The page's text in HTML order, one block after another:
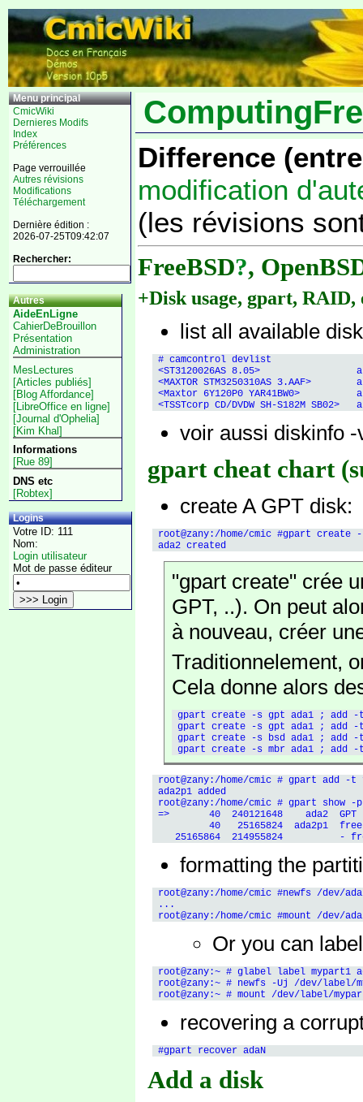
Menu principal
CmicWiki
Dernieres Modifs
Index
Préférences
Page verrouillée
Autres révisions
Modifications
Téléchargement
Dernière édition :
2026-07-25T09:42:07
Rechercher:
Autres
AideEnLigne
CahierDeBrouillon
Présentation
Administration
MesLectures
[Articles publiés]
[Blog Affordance]
[LibreOffice en ligne]
[Journal d'Ophelia]
[Kim Khal]
Informations
[Rue 89]
DNS etc
[Robtex]
Logins
Votre ID: 111
Nom:
Login utilisateur
Mot de passe éditeur
Difference
modification
(les révisions
FreeBSD?,
+Disk usage, gpart, RAID,
list all available
# camcontrol devlist
<ST3120026AS 8.05>
<MAXTOR STM3250310AS 3.AAF>
<Maxtor 6Y120P0 YAR41BW0>
voir aussi diskinfo -
gpart cheat chart
create A GPT disk:
root@zany:/home/cmic #gpart create -
"gpart create" crée
GPT, ..). On peut
à nouveau, créer
Traditionnelement,
Cela donne alors
gpart create -s gpt ada1 ; add
gpart create -s gpt ada1 ; add
gpart create -s bsd ada1 ; add
root@zany:/home/cmic # gpart add -t
ada2p1 added
root@zany:/home/cmic # gpart show -
=>       40  240121648    ada2  GPT
40   25165824  ada2p1
formatting the
root@zany:/home/cmic #newfs /dev/
...
Or you can
root@zany:~ # glabel label mypart1
root@zany:~ # newfs -Uj /dev/label/
recovering a
Add a disk